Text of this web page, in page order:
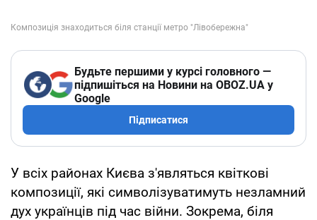
Будьте першими у курсі головного —
підпишіться на Новини на OBOZ.UA у
Google
Підписатися
У всіх районах Києва з'являться квіткові
композиції, які символізуватимуть незламний
дух українців під час війни. Зокрема, біля